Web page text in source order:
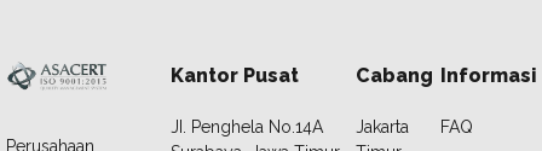
Perusahaan
Kantor Pusat
JI. Penghela No.14A
Cabang
Jakarta
Informasi
FAQ